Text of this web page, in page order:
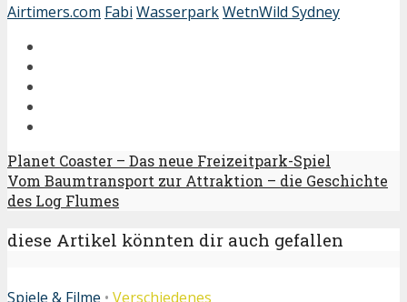
Airtimers.com Fabi WasserparkWetnWild Sydney
Planet Coaster – Das neue Freizeitpark-Spiel
Vom Baumtransport zur Attraktion – die Geschichte
des Log Flumes
diese Artikel könnten dir auch gefallen
Spiele & Filme • Verschiedenes